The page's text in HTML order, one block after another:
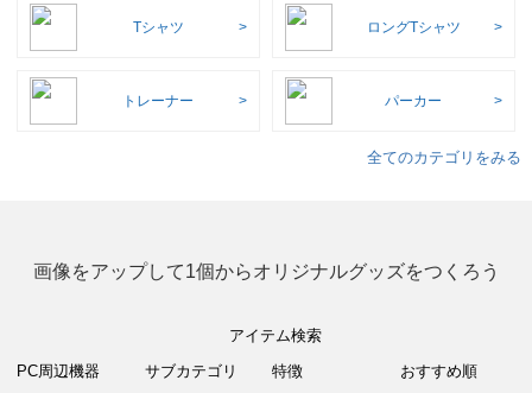
Tシャツ ロングTシャツ
トレーナー パーカー
全てのカテゴリをみる
画像をアップして1個からオリジナルグッズをつくろう
アイテム検索